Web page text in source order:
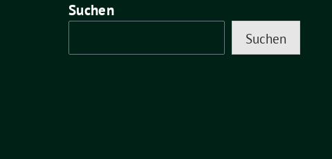
Suchen
Suchen